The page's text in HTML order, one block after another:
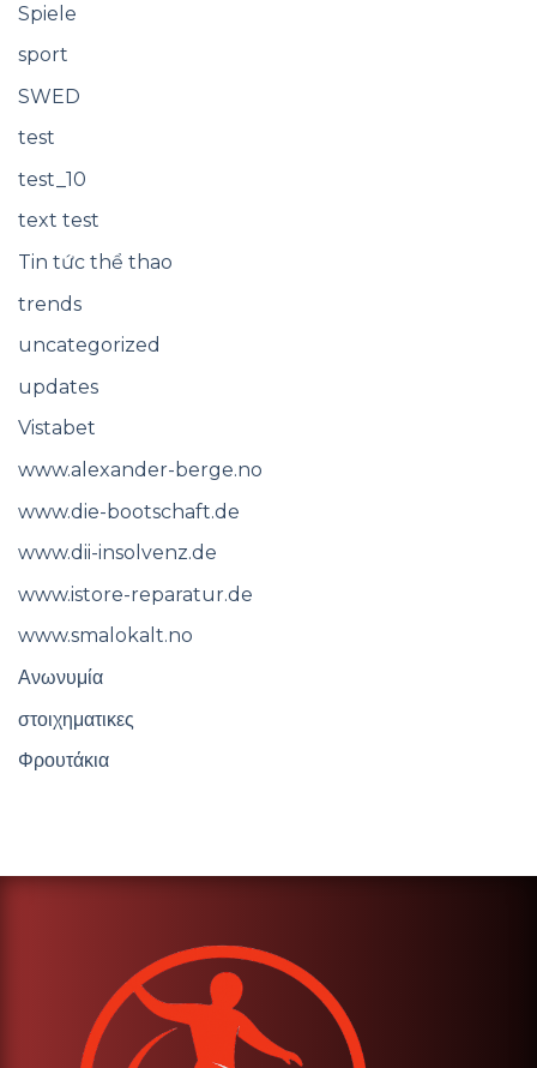
Spiele
sport
SWED
test
test_10
text test
Tin tức thể thao
trends
uncategorized
updates
Vistabet
www.alexander-berge.no
www.die-bootschaft.de
www.dii-insolvenz.de
www.istore-reparatur.de
www.smalokalt.no
Ανωνυμία
στοιχηματικες
Φρουτάκια